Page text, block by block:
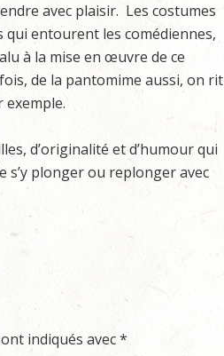
avec plaisir. Les costumes
qui entourent les comédiennes,
à la mise en œuvre de ce
de la pantomime aussi, on rit
d’originalité et d’humour qui
s’y plonger ou replonger avec
indiqués avec*